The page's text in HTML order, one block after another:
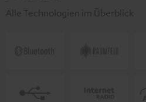
Alle Technologien im Überblick